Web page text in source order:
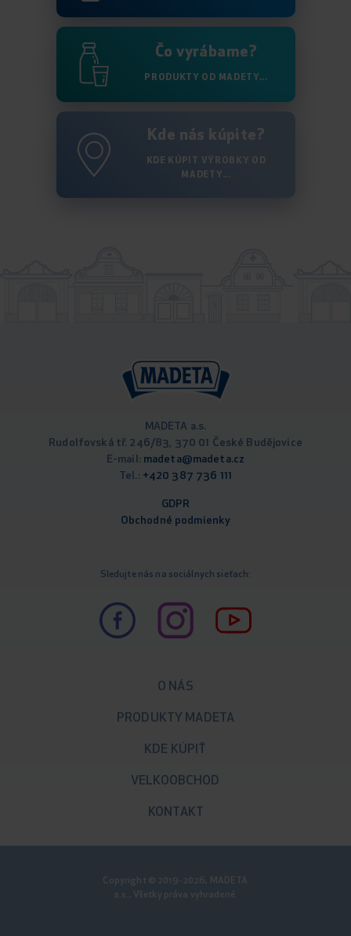
Čo vyrábame?
PRODUKTY OD MADETY...
Kde nás kúpite?
KDE KÚPIT VÝROBKY OD
MADETY...
MADETA a.s.
Rudolfovská tř. 246/83, 370 01 České Budějovice
E-mail: madeta@madeta.cz
Tel.: +420 387 736 111
GDPR
Obchodné podmienky
Sledujte nás na sociálnych sieťach:
O NÁS
PRODUKTY MADETA
KDE KÚPIŤ
VELKOOBCHOD
KONTAKT
Copyright © 2019-2026, MADETA
a.s., Všetky práva vyhradené.